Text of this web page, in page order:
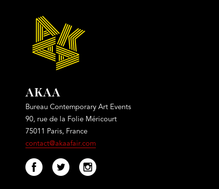
AKAA
Bureau Contemporary Art Events
90, rue de la Folie Méricourt
75011 Paris, France
contact@akaafair.com